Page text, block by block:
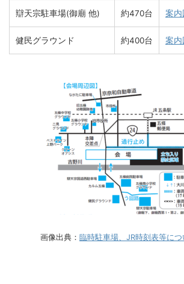
辯天宗駐車場(御廟 他) 約470台 案内
健民グラウンド 約400台 案内
画像出典： 臨時駐車場、JR時刻表等に